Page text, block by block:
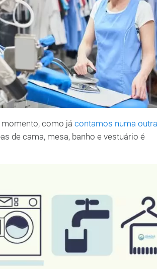
como já contamos numa outra
de cama, mesa, banho e vestuário é